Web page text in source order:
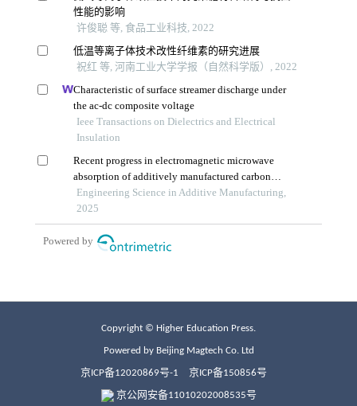
Copyright © Higher Education Press.
Powered by Beijing Magtech Co. Ltd
京ICP备12020869号-1 京ICP备150856号
京公网安备11010202008535号